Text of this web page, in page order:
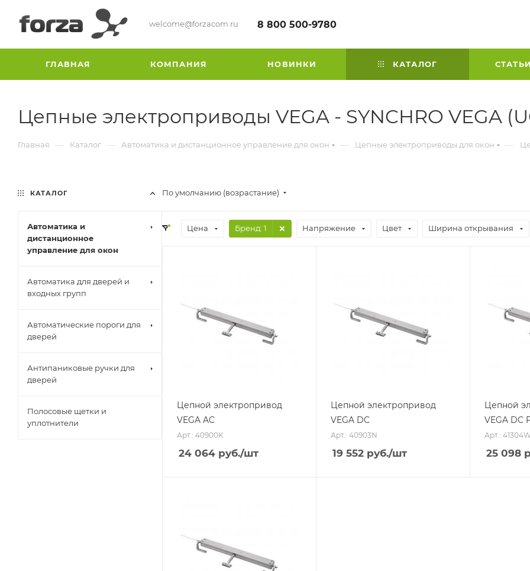
welcome@forzacom.ru 8 800 500-9780
ГЛАВНАЯ КОМПАНИЯ НОВИНКИ КАТАЛОГ СТАТЬИ
Цепные электроприводы VEGA - SYNCHRO VEGA
Главная — Каталог — Автоматика и дистанционное управление для окон — Цепные электроприводы для окон —
По умолчанию (возрастание)
Цена Бренд: 1 Напряжение Цвет Ширина открывания
Цепной электропривод
VEGA AC
Арт.: 40900K
24 064 руб./шт
Цепной электропривод
VEGA DC
Арт.: 40903N
19 552руб./шт
Цепной
VEGA DC
Арт.:
25 098
КАТАЛОГ
Автоматика и
дистанционное
управление для окон
Автоматика для дверей и
входных групп
Автоматические пороги для
дверей
Антипаниковые ручки для
дверей
Полосовые щетки и
уплотнители